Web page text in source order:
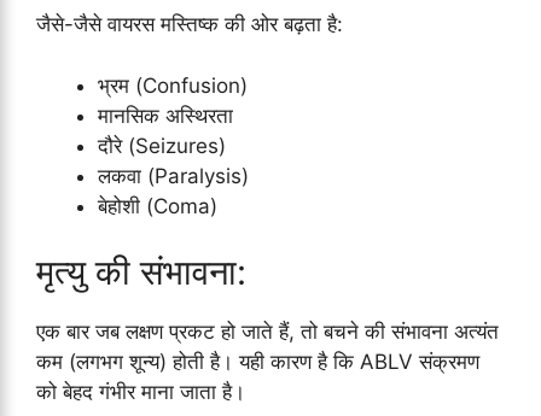
जैसे-जैसे वायरस मस्तिष्क की ओर बढ़ता है:
भ्रम (Confusion)
मानसिक अस्थिरता
दौरे (Seizures)
लकवा (Paralysis)
बेहोशी (Coma)
मृत्यु की संभावना:
एक बार जब लक्षण प्रकट हो जाते हैं, तो बचने की संभावना अत्यंत
कम (लगभग शून्य) होती है। यही कारण है कि ABLV संक्रमण
को बेहद गंभीर माना जाता है।